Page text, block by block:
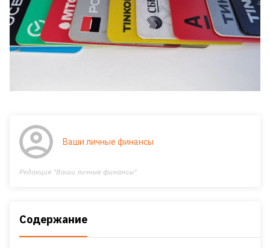
Ваши личные финансы
Редакция "Ваши личные финансы"
Содержание